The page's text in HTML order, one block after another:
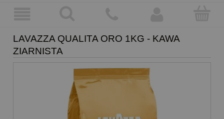
LAVAZZA QUALITA ORO 1KG - KAWA
ZIARNISTA